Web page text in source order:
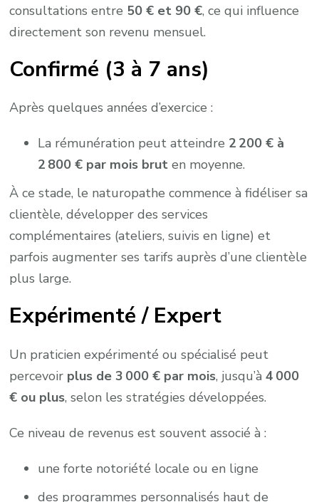
consultations entre 50 € et 90 €, ce qui influence
directement son revenu mensuel.
Confirmé (3 à 7 ans)
Après quelques années d’exercice :
La rémunération peut atteindre 2 200 € à
2 800 € par mois brut en moyenne.
À ce stade, le naturopathe commence à fidéliser sa
clientèle, développer des services
complémentaires (ateliers, suivis en ligne) et
parfois augmenter ses tarifs auprès d’une clientèle
plus large.
Expérimenté / Expert
Un praticien expérimenté ou spécialisé peut
percevoir plus de 3 000 € par mois, jusqu’à4 000
€ ou plus, selon les stratégies développées.
Ce niveau de revenus est souvent associé à :
une forte notoriété locale ou en ligne
des programmes personnalisés haut de